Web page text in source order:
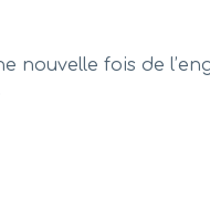
nouvelle fois de